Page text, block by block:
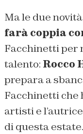
Ma le due
farà coppia
Facchinetti per
talento: Rocco
prepara a
Facchinetti che
artisti e
di questa